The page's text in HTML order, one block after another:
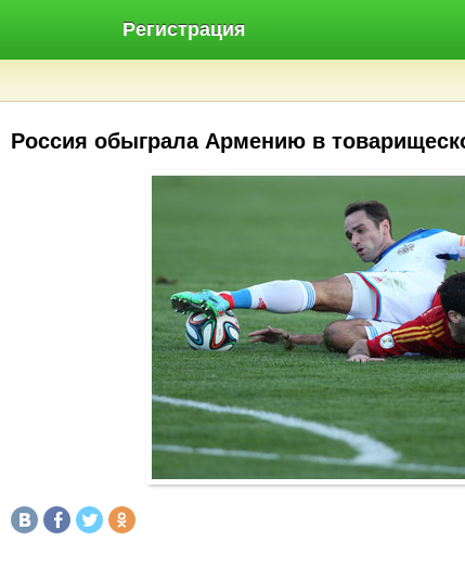
Регистрация
Россия обыграла Армению в